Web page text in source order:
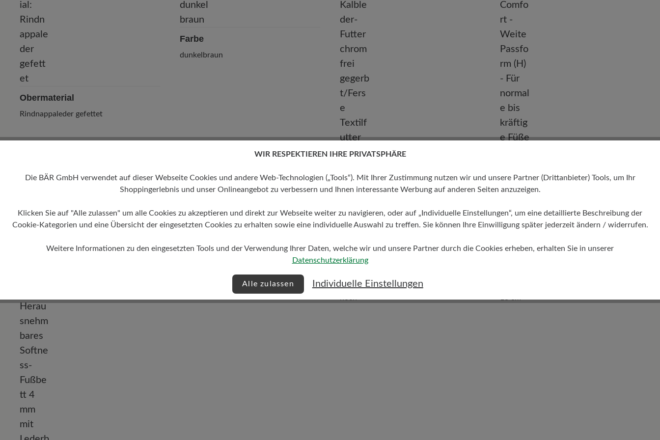
Obermaterial
Rindnappaleder gefettet
Farbe
dunkelbraun
Futter
Kalbleder-Futter chromfrei
gegerbt/Ferse Textilfutter
Comfort - Weite Passform (H) - Für
normale bis kräftige Füße
Dämpfungsgrad
hoch 13 cm
WIR RESPEKTIEREN IHRE PRIVATSPHÄRE
Die BÄR GmbH verwendet auf dieser Webseite Cookies und andere Web-Technologien („Tools“). Mit Ihrer Zustimmung nutzen wir und unsere Partner (Drittanbieter) Tools, um Ihr
Shoppingerlebnis und unser Onlineangebot zu verbessern und Ihnen interessante Werbung auf anderen Seiten anzuzeigen.
Klicken Sie auf "Alle zulassen" um alle Cookies zu akzeptieren und direkt zur Webseite weiter zu navigieren, oder auf „Individuelle Einstellungen“, um eine detaillierte Beschreibung der
Cookie-Kategorien und eine Übersicht der eingesetzten Cookies zu erhalten sowie eine individuelle Auswahl zu treffen. Sie können Ihre Einwilligung später jederzeit ändern / widerrufen.
Weitere Informationen zu den eingesetzten Tools und der Verwendung Ihrer Daten, welche wir und unsere Partner durch die Cookies erheben, erhalten Sie in unserer
Datenschutzerklärung
Alle zulassen Individuelle Einstellungen